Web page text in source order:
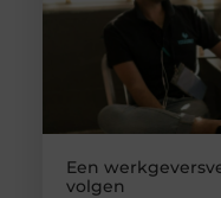
Een
volgen